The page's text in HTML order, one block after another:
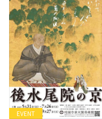
EVENT